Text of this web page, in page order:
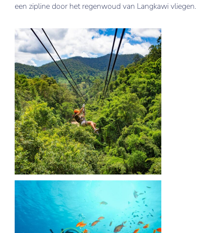
een zipline door het regenwoud van Langkawi vliegen.